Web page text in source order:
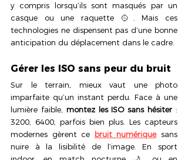
y compris lorsqu’ils sont masqués par un
casque ou une raquette 🥎. Mais ces
technologies ne dispensent pas d’une bonne
anticipation du déplacement dans le cadre.
Gérer les ISO sans peur du bruit
Sur le terrain, mieux vaut une photo
imparfaite qu’un instant perdu. Face à une
lumière faible, montez les ISO sans hésiter :
3200, 6400, parfois bien plus. Les capteurs
modernes gèrent ce bruit numérique sans
nuire à la lisibilité de l’image. En sport